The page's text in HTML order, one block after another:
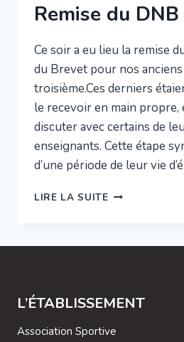
Remise du DNB
Ce soir a eu lieu la remise
du Brevet pour nos
troisième.Ces derniers
le recevoir en main
discuter avec certains de
enseignants. Cette étape
d’une période de leur vie
LIRE LA SUITEREMISE
L’ÉTABLISSEMENT
Association Sportive